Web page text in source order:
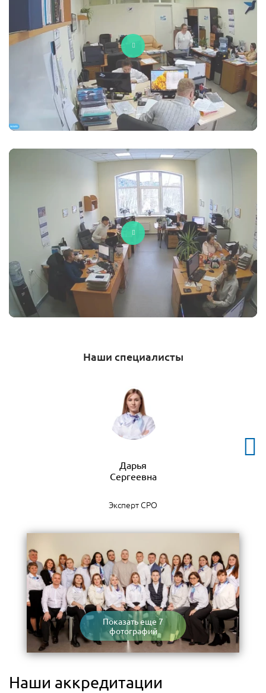
Наши специалисты
Дарья
Сергеевна
Эксперт СРО
Показать еще 7
фотографий
Наши аккредитации